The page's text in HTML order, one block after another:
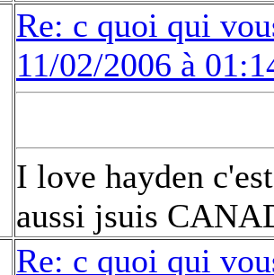
Re: c quoi qui
11/02/2006 à
I love hayden
aussi jsuis
Re: c quoi qui